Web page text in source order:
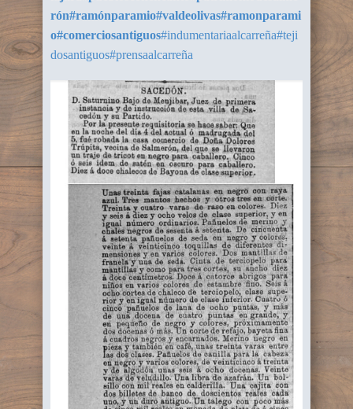
rón#ramónparamio#valdeolivas#ramonparami
o#comerciosantiguos#indumentariaalcarreña#teji
dosantiguos#prensaalcarreña